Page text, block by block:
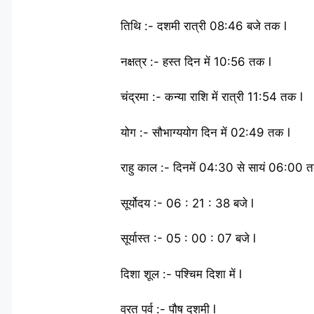
तिथि :- दशमी रात्री 08:46 बजे तक l
नक्षत्र :- हस्त दिन में 10:56 तक l
चंद्रमा :- कन्या राशि में रात्री 11:54 तक l
योग :- सौभाग्ययोग दिन में 02:49 तक l
राहु काल :- दिनमें 04:30 से सायं 06:00
सूर्योदय :- 06 : 21 : 38 बजे l
सूर्यास्त :- 05 : 00 : 07 बजे l
दिशा शूल :- पश्चिम दिशा में l
व्रत पर्व :- पौष दशमी l